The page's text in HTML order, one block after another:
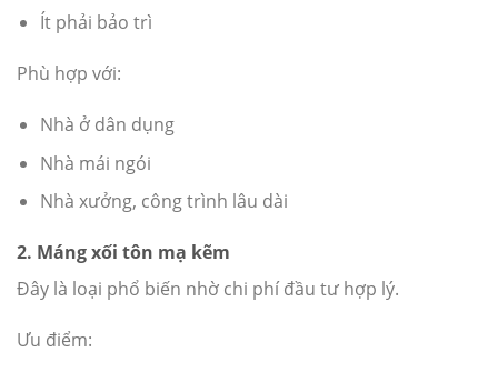
Ít phải bảo trì
Phù hợp với:
Nhà ở dân dụng
Nhà mái ngói
Nhà xưởng, công trình lâu dài
2. Máng xối tôn mạ kẽm
Đây là loại phổ biến nhờ chi phí đầu tư hợp lý.
Ưu điểm: